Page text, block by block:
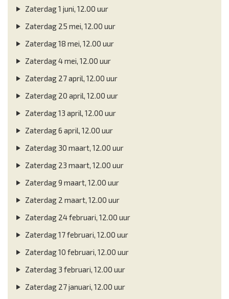
Zaterdag 1 juni, 12.00 uur
Zaterdag 25 mei, 12.00 uur
Zaterdag 18 mei, 12.00 uur
Zaterdag 4 mei, 12.00 uur
Zaterdag 27 april, 12.00 uur
Zaterdag 20 april, 12.00 uur
Zaterdag 13 april, 12.00 uur
Zaterdag 6 april, 12.00 uur
Zaterdag 30 maart, 12.00 uur
Zaterdag 23 maart, 12.00 uur
Zaterdag 9 maart, 12.00 uur
Zaterdag 2 maart, 12.00 uur
Zaterdag 24 februari, 12.00 uur
Zaterdag 17 februari, 12.00 uur
Zaterdag 10 februari, 12.00 uur
Zaterdag 3 februari, 12.00 uur
Zaterdag 27 januari, 12.00 uur